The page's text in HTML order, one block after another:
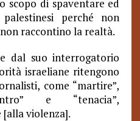
scopo di spaventare ed
perché non
raccontino la realtà.
dal suo interrogatorio
israeliane ritengono
come “martire”,
e “tenacia”,
[alla violenza].